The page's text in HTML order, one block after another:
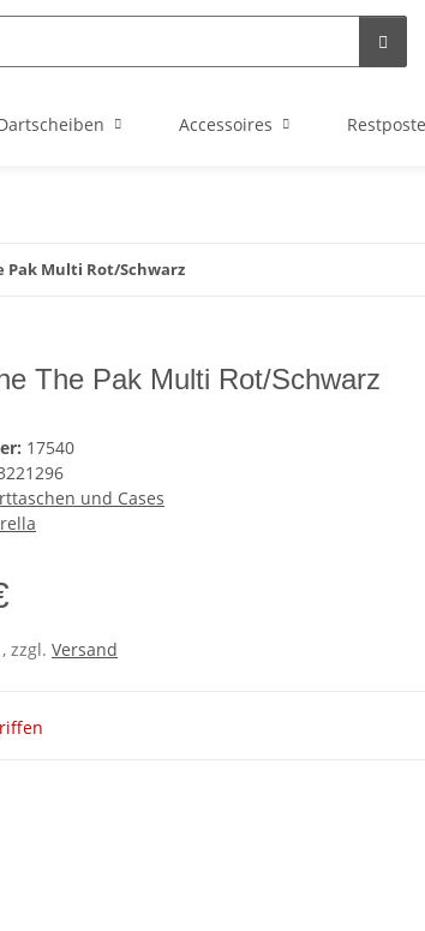
Accessoires
Pak Multi Rot/Schwarz
The Pak Multi Rot/Schwarz
17540
und Cases
zzgl. Versand